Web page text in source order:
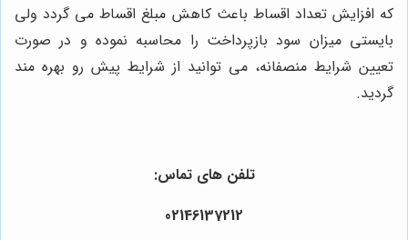
که افزایش تعداد اقساط باعث کاهش مبلغ اقساط می گردد ولی
بایستی میزان سود بازپرداخت را محاسبه نموده و در صورت
تعیین شرایط منصفانه، می توانید از شرایط پیش رو بهره مند
گردید.
تلفن های تماس:
02146137212